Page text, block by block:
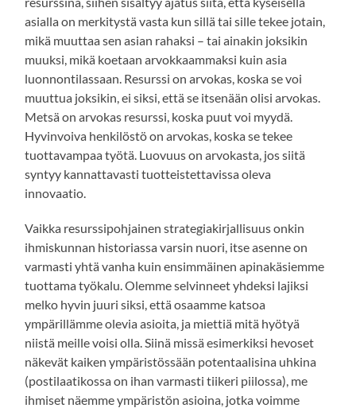
asialla on merkitystä vasta kun sillä tai sille tekee jotain,
mikä muuttaa sen asian rahaksi – tai ainakin joksikin
muuksi, mikä koetaan arvokkaammaksi kuin asia
luonnontilassaan. Resurssi on arvokas, koska se voi
muuttua joksikin, ei siksi, että se itsenään olisi arvokas.
Metsä on arvokas resurssi, koska puut voi myydä.
Hyvinvoiva henkilöstö on arvokas, koska se tekee
tuottavampaa työtä. Luovuus on arvokasta, jos siitä
syntyy kannattavasti tuotteistettavissa oleva
innovaatio.
Vaikka resurssipohjainen strategiakirjallisuus onkin
ihmiskunnan historiassa varsin nuori, itse asenne on
varmasti yhtä vanha kuin ensimmäinen apinakäsiemme
tuottama työkalu. Olemme selvinneet yhdeksi lajiksi
melko hyvin juuri siksi, että osaamme katsoa
ympärillämme olevia asioita, ja miettiä mitä hyötyä
niistä meille voisi olla. Siinä missä esimerkiksi hevoset
näkevät kaiken ympäristössään potentaalisina uhkina
(postilaatikossa on ihan varmasti tiikeri piilossa), me
ihmiset näemme ympäristön asioina, jotka voimme